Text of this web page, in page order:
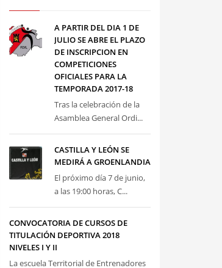
A PARTIR DEL DIA 1 DE
JULIO SE ABRE EL PLAZO
DE INSCRIPCION EN
COMPETICIONES
OFICIALES PARA LA
TEMPORADA 2017-18
Tras la celebración de la
Asamblea General Ordi...
CASTILLA Y LEÓN SE
MEDIRÁ A GROENLANDIA
El próximo día 7 de junio,
a las 19:00 horas, C...
CONVOCATORIA DE CURSOS DE
TITULACIÓN DEPORTIVA 2018
NIVELES I Y II
La escuela Territorial de Entrenadores